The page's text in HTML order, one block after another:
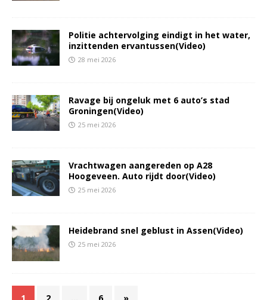
Politie achtervolging eindigt in het water,
inzittenden ervantussen(Video)
28 mei 2026
Ravage bij ongeluk met 6 auto’s stad
Groningen(Video)
25 mei 2026
Vrachtwagen aangereden op A28
Hoogeveen. Auto rijdt door(Video)
25 mei 2026
Heidebrand snel geblust in Assen(Video)
25 mei 2026